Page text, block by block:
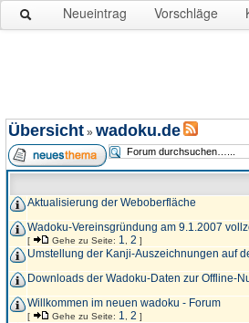
Neueintrag Vorschläge
Übersicht » wadoku.de
Aktualisierung der Weboberfläche
Wadoku-Vereinsgründung am 9.1.2007
[ Gehe zu Seite: 1 2 ]
Umstellung der Kanji-Auszeichnungen auf
Downloads der Wadoku-Daten zur Offline-
Willkommen im neuen wadoku - Forum
[ Gehe zu Seite: 1 2 ]